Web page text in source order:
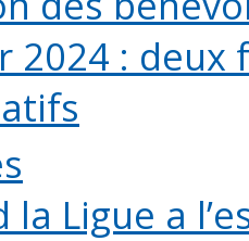
2024 :
la Ligue a